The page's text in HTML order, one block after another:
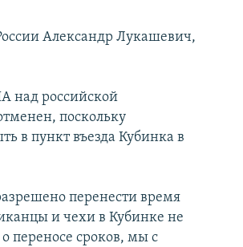
Александр Лукашевич,
над российской
поскольку
в пункт въезда Кубинка в
перенести время
и чехи в Кубинке не
переносе сроков, мы с